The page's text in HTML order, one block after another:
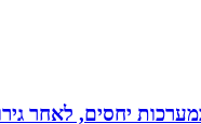
יחסים, לאחר